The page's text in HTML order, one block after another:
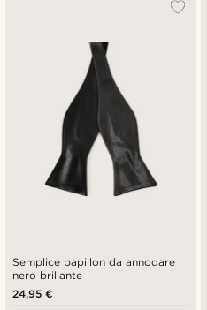
Semplice papillon da annodare
nero brillante
24,95 €